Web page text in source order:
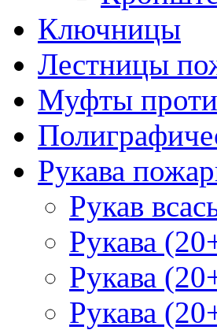
Ключницы
Лестницы
Муфты
Рукава
Рукав
Рукава
Рукава
Рукава